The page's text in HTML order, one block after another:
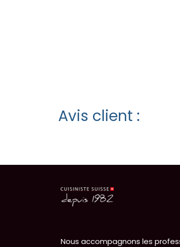
Avis client :
Nous accompagnons les